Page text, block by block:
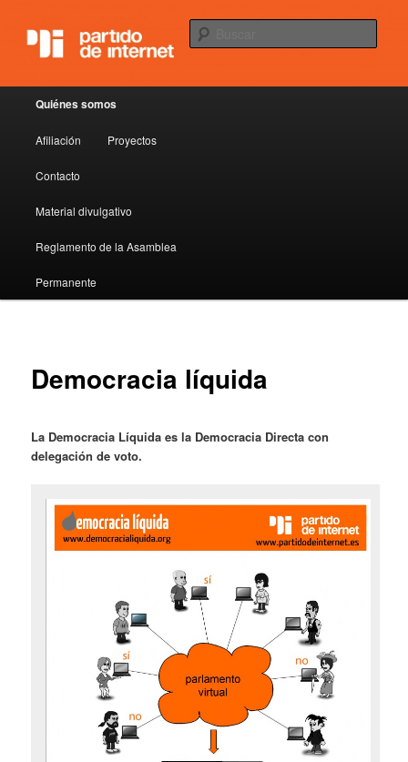
Partido de internet
Menú principal
Ir al contenido principal
Ir al contenido secundario
Quiénes somos
Afiliación Proyectos
Contacto
Material divulgativo
Reglamento de la Asamblea
Permanente
Democracia líquida
La Democracia Líquida es la Democracia Directa con
delegación de voto.